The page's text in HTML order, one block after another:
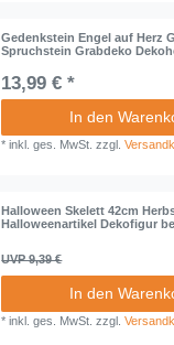
Gedenkstein Engel auf Herz
Spruchstein Grabdeko
13,99 € *
In den
*inkl. ges. MwSt. zzgl.
Halloween Skelett 42cm
Halloweenartikel Dekofigur
UVP 9,39 €
In den
*inkl. ges. MwSt. zzgl.